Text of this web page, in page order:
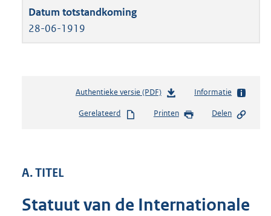
28-06-1919
Authentieke versie (PDF)b
s
r
Informatie
Gerelateerd Printen Delen
A. TITEL
Statuut van de Internationale